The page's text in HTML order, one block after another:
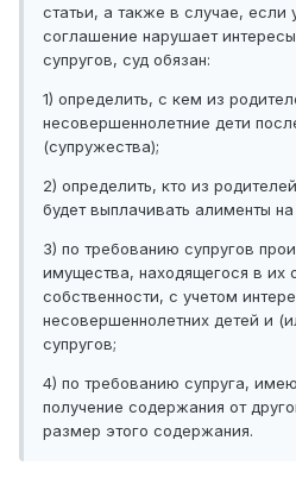
статьи, а также в случае, если
соглашение нарушает
супругов, суд обязан:
1) определить, с кем из
несовершеннолетние дети
(супружества);
2) определить, кто из
будет выплачивать алименты
3) по требованию супругов
имущества, находящегося в их
собственности, с учетом
несовершеннолетних детей и
супругов;
4) по требованию супруга,
получение содержания от
размер этого содержания.